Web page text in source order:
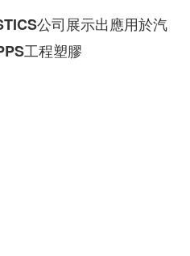
公司展示出應用於汽
工程塑膠